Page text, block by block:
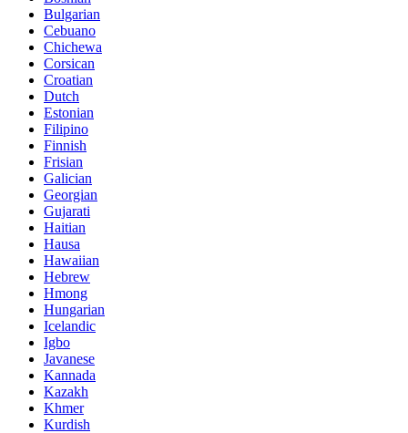
Bulgarian
Cebuano
Chichewa
Corsican
Croatian
Dutch
Estonian
Filipino
Finnish
Frisian
Galician
Georgian
Gujarati
Haitian
Hausa
Hawaiian
Hebrew
Hmong
Hungarian
Icelandic
Igbo
Javanese
Kannada
Kazakh
Khmer
Kurdish